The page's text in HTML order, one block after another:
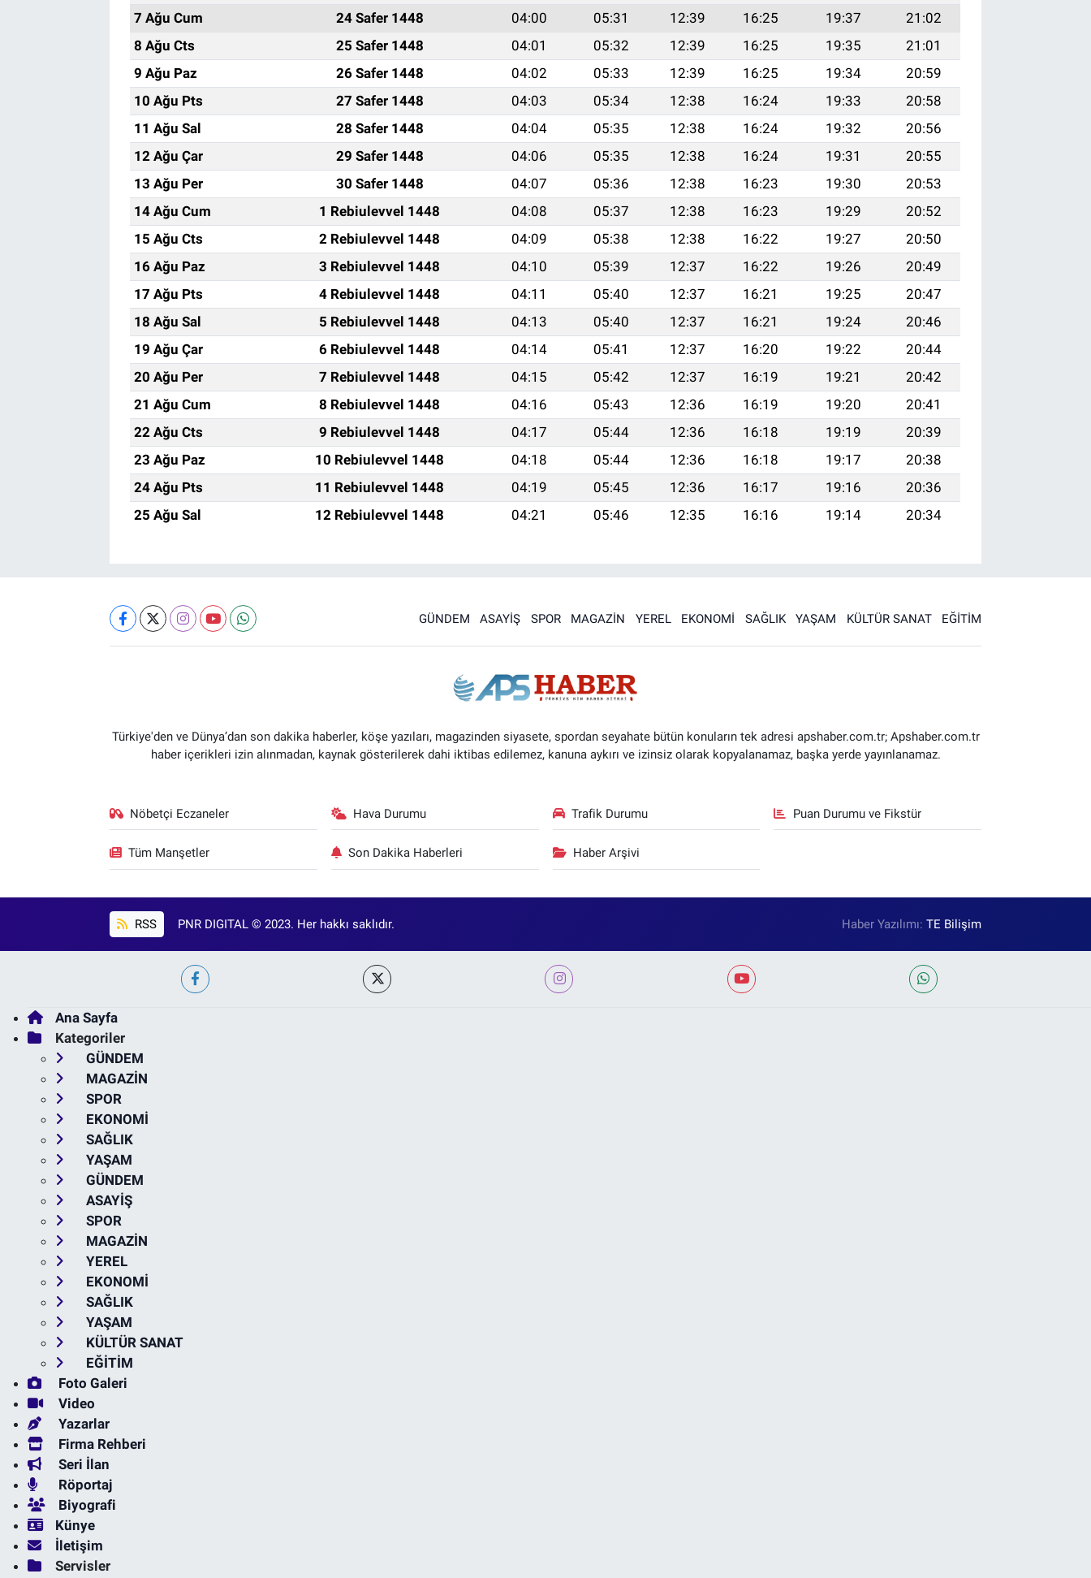
7 Ağu Cum
24 Safer 1448 04:00 05:31 12:39 16:25 19:37
21:02
8 Ağu Cts
25 Safer 1448 04:01 05:32 12:39 16:25 19:35
21:01
9 Ağu Paz
26 Safer 1448 04:02 05:33 12:39 16:25 19:34
20:59
10 Ağu Pts
27 Safer 1448 04:03 05:34 12:38 16:24 19:33
20:58
11 Ağu Sal
28 Safer 1448 04:04 05:35 12:38 16:24 19:32
20:56
12 Ağu Çar
29 Safer 1448 04:06 05:35 12:38 16:24 19:31
20:55
13 Ağu Per
30 Safer 1448 04:07 05:36 12:38 16:23 19:30
20:53
14 Ağu Cum
1 Rebiulevvel 1448 04:08 05:37 12:38 16:23 19:29
20:52
15 Ağu Cts
2 Rebiulevvel 1448 04:09 05:38 12:38 16:22 19:27
20:50
16 Ağu Paz
3 Rebiulevvel 1448 04:10 05:39 12:37 16:22 19:26
20:49
17 Ağu Pts
4 Rebiulevvel 1448 04:11 05:40 12:37 16:21 19:25
20:47
18 Ağu Sal
5 Rebiulevvel 1448 04:13 05:40 12:37 16:21 19:24
20:46
19 Ağu Çar
6 Rebiulevvel 1448 04:14 05:41 12:37 16:20 19:22
20:44
20 Ağu Per
7 Rebiulevvel 1448 04:15 05:42 12:37 16:19 19:21
20:42
21 Ağu Cum
8 Rebiulevvel 1448 04:16 05:43 12:36 16:19 19:20
20:41
22 Ağu Cts
9 Rebiulevvel 1448 04:17 05:44 12:36 16:18 19:19
20:39
23 Ağu Paz
10 Rebiulevvel 1448 04:18 05:44 12:36 16:18 19:17
20:38
24 Ağu Pts
11 Rebiulevvel 1448 04:19 05:45 12:36 16:17 19:16
20:36
25 Ağu Sal
12 Rebiulevvel 1448 04:21 05:46 12:35 16:16 19:14 20:34
GÜNDEM ASAYİŞ SPOR MAGAZİN YEREL EKONOMİ SAĞLIK YAŞAM KÜLTÜR SANAT EĞİTİM
Türkiye'den ve Dünya’dan son dakika haberler, köşe yazıları, magazinden siyasete, spordan seyahate bütün konuların tek adresi apshaber.com.tr; Apshaber.com.tr
haber içerikleri izin alınmadan, kaynak gösterilerek dahi iktibas edilemez, kanuna aykırı ve izinsiz olarak kopyalanamaz, başka yerde yayınlanamaz.
Nöbetçi Eczaneler Hava Durumu Trafik Durumu Puan Durumu ve Fikstür
Tüm Manşetler Son Dakika Haberleri Haber Arşivi
RSS PNR DIGITAL © 2023. Her hakkı saklıdır. Haber Yazılımı:TE Bilişim
Ana Sayfa
Kategoriler
GÜNDEM
MAGAZİN
SPOR
EKONOMİ
SAĞLIK
YAŞAM
GÜNDEM
ASAYİŞ
SPOR
MAGAZİN
YEREL
EKONOMİ
SAĞLIK
YAŞAM
KÜLTÜR SANAT
EĞİTİM
Foto Galeri
Video
Yazarlar
Firma Rehberi
Seri İlan
Röportaj
Biyografi
Künye
İletişim
Servisler